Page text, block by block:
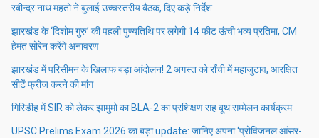
रबीन्द्र नाथ महतो ने बुलाई उच्चस्तरीय बैठक, दिए कड़े निर्देश
झारखंड के ‘दिशोम गुरु’ की पहली पुण्यतिथि पर लगेगी 14 फीट ऊंची भव्य प्रतिमा, CM
हेमंत सोरेन करेंगे अनावरण
झारखंड में परिसीमन के खिलाफ बड़ा आंदोलन! 2 अगस्त को राँची में महाजुटाव, आरक्षित
सीटें फ्रीज करने की मांग
गिरिडीह में SIR को लेकर झामुमो का BLA-2 का प्रशिक्षण सह बूथ सम्मेलन कार्यक्रम
UPSC Prelims Exam 2026 का बड़ा update: जानिए अपना ‘प्रोविजनल आंसर-